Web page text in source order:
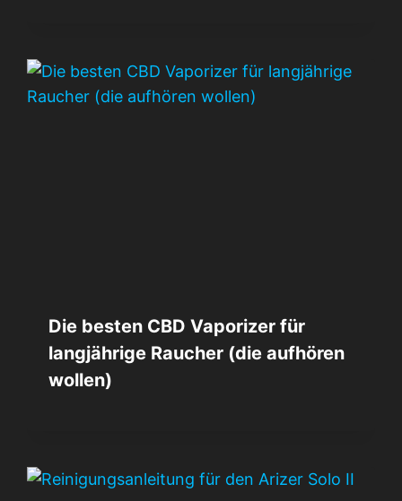
Die besten CBD Vaporizer für
langjährige Raucher (die aufhören
wollen)